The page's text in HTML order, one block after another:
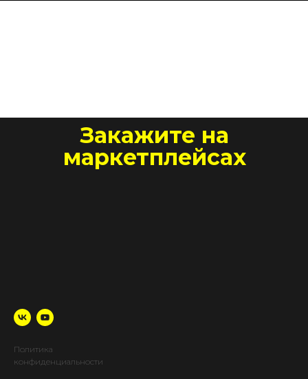
Закажите на
маркетплейсах
Политика
конфиденциальности